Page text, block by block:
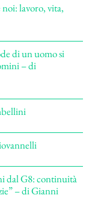
lavoro, vita,
di un uomo si
– di
dal G8: continuità
– di Gianni